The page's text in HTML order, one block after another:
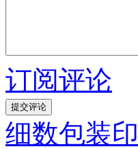
订阅评论
细数包装